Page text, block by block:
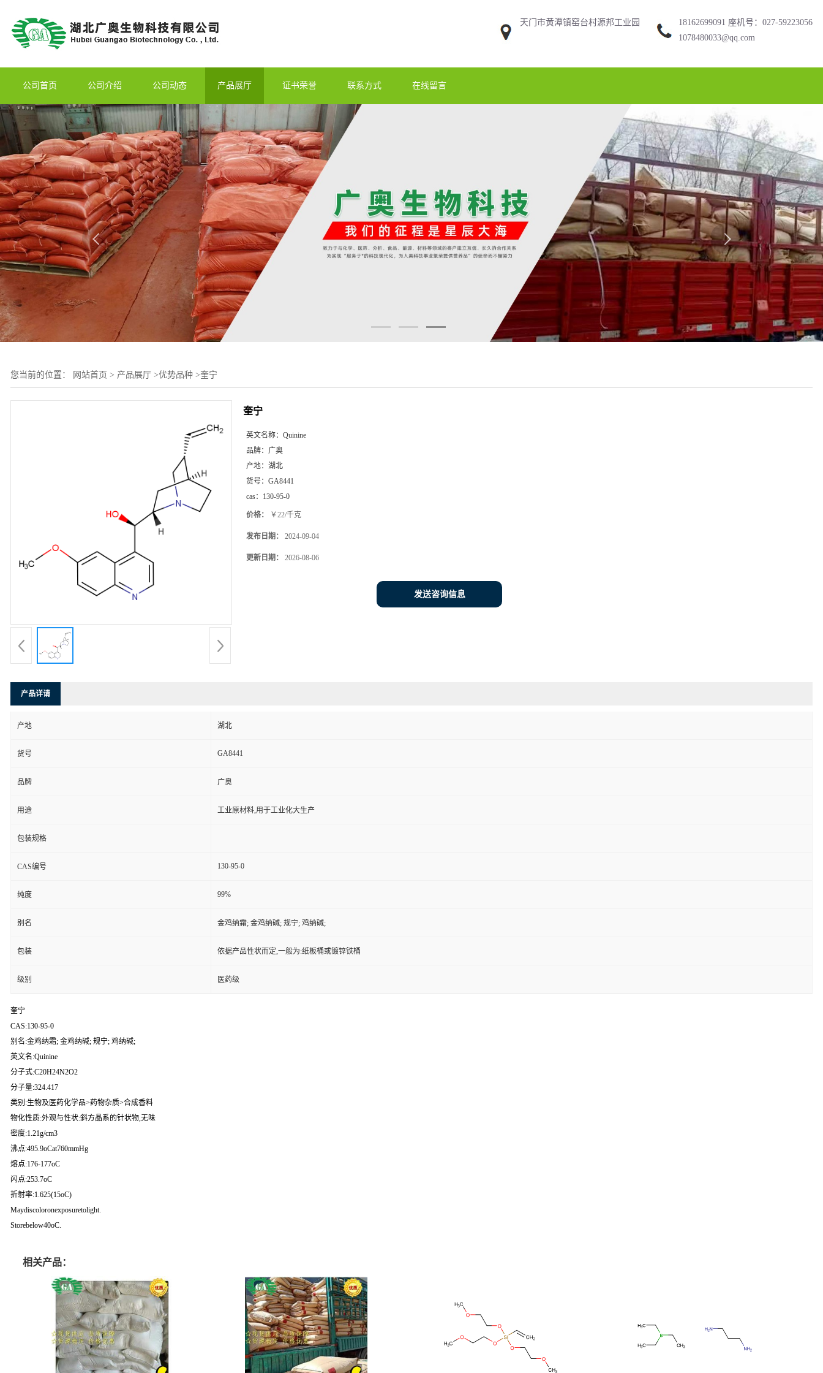
天门市黄潭镇窑台村源邦工业园
18162699091 座机号：027-59223056
1078480033@qq.com
公司首页 公司介绍 公司动态 产品展厅 证书荣誉 联系方式 在线留言
您当前的位置： 网站首页 > 产品展厅 >优势品种 >奎宁
奎宁
英文名称： Quinine
品牌： 广奥
产地： 湖北
货号： GA8441
cas： 130-95-0
价格： ￥22/千克
发布日期： 2024-09-04
更新日期： 2026-08-06
发送咨询信息
产品详请
产地 湖北
货号 GA8441
品牌 广奥
用途 工业原材料,用于工业化大生产
包装规格
CAS编号 130-95-0
纯度 99%
别名 金鸡纳霜; 金鸡纳碱; 规宁; 鸡纳碱;
包装 依据产品性状而定,一般为:纸板桶或镀锌铁桶
级别 医药级
奎宁
CAS:130-95-0
别名:金鸡纳霜; 金鸡纳碱; 规宁; 鸡纳碱;
英文名:Quinine
分子式:C20H24N2O2
分子量:324.417
类别:生物及医药化学品>药物杂质>合成香料
物化性质:外观与性状:斜方晶系的针状物,无味
密度:1.21g/cm3
沸点:495.9oCat760mmHg
熔点:176-177oC
闪点:253.7oC
折射率:1.625(15oC)
Maydiscoloronexposuretolight.
Storebelow40oC.
相关产品：